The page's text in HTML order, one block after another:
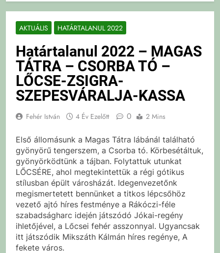
AKTUÁLIS HATÁRTALANUL 2022
Határtalanul 2022 – MAGAS
TÁTRA – CSORBA TÓ –
LŐCSE-ZSIGRA-
SZEPESVÁRALJA-KASSA
Fehér István 4 Év Ezelőtt 0 2 Mins
Első állomásunk a Magas Tátra lábánál található
gyönyörű tengerszem, a Csorba tó. Körbesétáltuk,
gyönyörködtünk a tájban. Folytattuk utunkat
LŐCSÉRE, ahol megtekintettük a régi gótikus
stílusban épült városházát. Idegenvezetőnk
megismertetett bennünket a titkos lépcsőhöz
vezető ajtó híres festménye a Rákóczi-féle
szabadságharc idején játszódó Jókai-regény
ihletőjével, a Lőcsei fehér asszonnyal. Ugyancsak
itt játszódik Mikszáth Kálmán híres regénye, A
fekete város.